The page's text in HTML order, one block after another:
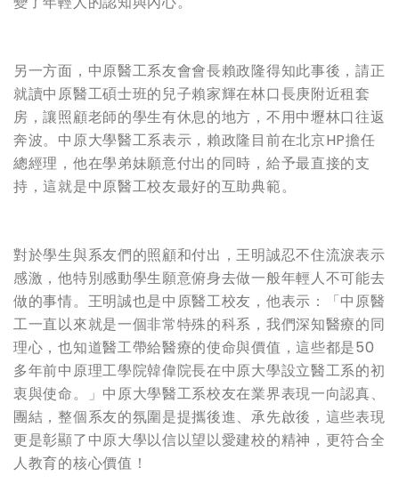
另一方面，中原醫工系友會會長賴政隆得知此事後，請正
就讀中原醫工碩士班的兒子賴家輝在林口長庚附近租套
房，讓照顧老師的學生有休息的地方，不用中壢林口往返
奔波。中原大學醫工系表示，賴政隆目前在北京HP擔任
總經理，他在學弟妹願意付出的同時，給予最直接的支
持，這就是中原醫工校友最好的互助典範。
對於學生與系友們的照顧和付出，王明誠忍不住流淚表示
感激，他特別感動學生願意俯身去做一般年輕人不可能去
做的事情。王明誠也是中原醫工校友，他表示：「中原醫
工一直以來就是一個非常特殊的科系，我們深知醫療的同
理心，也知道醫工帶給醫療的使命與價值，這些都是50
多年前中原理工學院韓偉院長在中原大學設立醫工系的初
衷與使命。」中原大學醫工系校友在業界表現一向認真、
團結，整個系友的氛圍是提攜後進、承先啟後，這些表現
更是彰顯了中原大學以信以望以愛建校的精神，更符合全
人教育的核心價值！